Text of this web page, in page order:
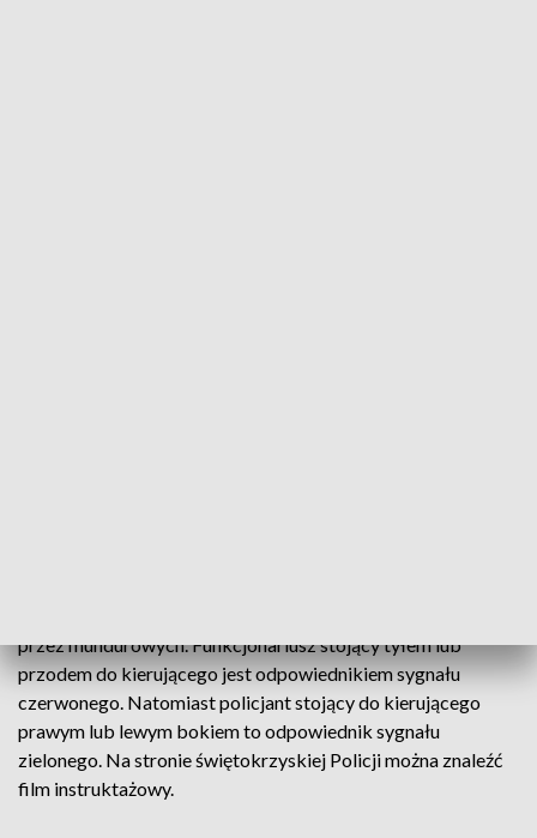
przez mundurowych. Funkcjonariusz stojący tyłem lub
przodem do kierującego jest odpowiednikiem sygnału
czerwonego. Natomiast policjant stojący do kierującego
prawym lub lewym bokiem to odpowiednik sygnału
zielonego. Na stronie świętokrzyskiej Policji można znaleźć
film instruktażowy.